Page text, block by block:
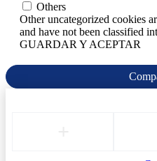
Others
Other uncategorized cookies
and have not been classified
GUARDAR Y ACEPTAR